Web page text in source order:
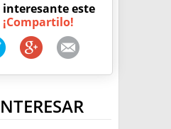
interesante este
¡Compartilo!